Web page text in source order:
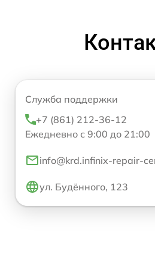
Служба поддержки
+7 (861) 212-36-12
Ежедневно с 9:00 до 21:00
info@krd.infinix-repair-
ул. Будённого, 123